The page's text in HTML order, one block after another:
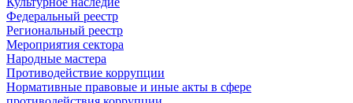
Федеральный реестр
Региональный реестр
Мероприятия сектора
Народные мастера
Противодействие коррупции
Нормативные правовые и иные акты в сфере